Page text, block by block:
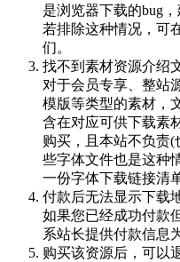
是浏览器下载的bug
若排除这种情况，可
们。
找不到素材资源介绍
对于会员专享、整站
模版等类型的素材，
含在对应可供下载素
购买，且本站不负责
些字体文件也是这种
一份字体下载链接清
付款后无法显示下载
如果您已经成功付款
系站长提供付款信息
购买该资源后，可以